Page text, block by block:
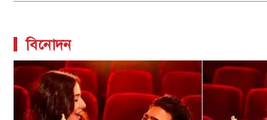
বিনোদন